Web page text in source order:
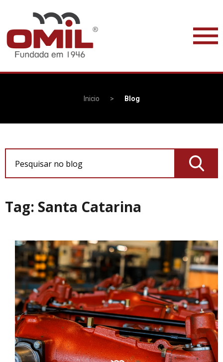
Inicio > Blog
Tag: Santa Catarina
Pesquisar no blog